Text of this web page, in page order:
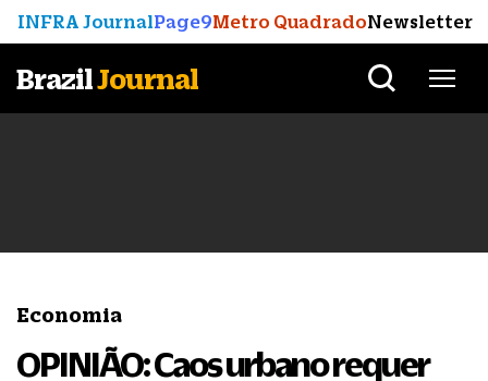
INFRA JournalPage9Metro QuadradoNewsletter
BrazilJournal
Economia
OPINIÃO: Caos urbano requer